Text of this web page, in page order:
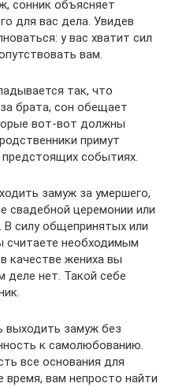
сонник объясняет
для вас дела. Увидев
у вас хватит сил
вам.
так, что
брата, сон обещает
вот-вот должны
примут
предстоящих событиях.
замуж за умершего,
свадебной церемонии или
В силу общепринятых или
считаете необходимым
качестве жениха вы
деле нет. Такой себе
выходить замуж без
к самолюбованию.
все основания для
вам непросто найти